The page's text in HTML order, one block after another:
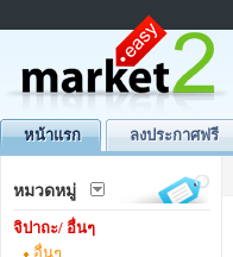
หน้าแรก ลงประกาศฟรี
หมวดหมู่
จิปาถะ/ อื่นๆ
อื่นๆ